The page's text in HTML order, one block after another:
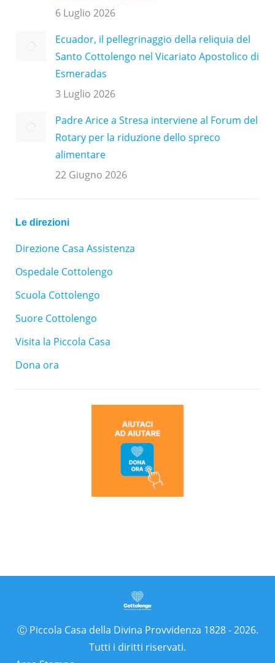
6 Luglio 2026
Ecuador, il pellegrinaggio della reliquia del
Santo Cottolengo nel Vicariato Apostolico di
Esmeradas
3 Luglio 2026
Padre Arice a Stresa interviene al Forum del
Rotary per la riduzione dello spreco
alimentare
22 Giugno 2026
Le direzioni
Direzione Casa Assistenza
Ospedale Cottolengo
Scuola Cottolengo
Suore Cottolengo
Visita la Piccola Casa
Dona ora
Ⓒ Piccola Casa della Divina Provvidenza 1828 - 2026.
Tutti i diritti riservati.